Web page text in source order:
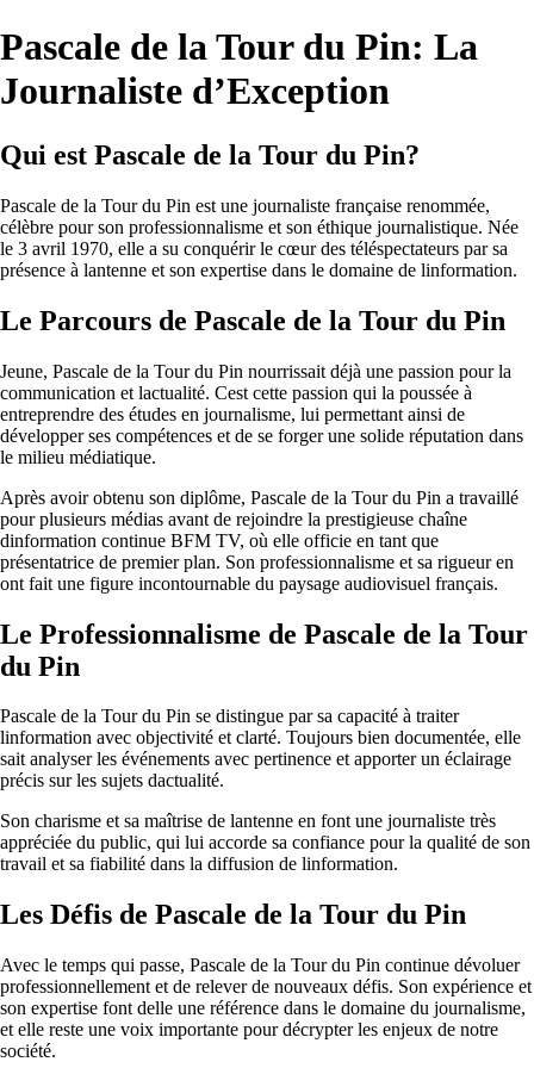
Pascale de la Tour du Pin: La
Journaliste d’Exception
Qui est Pascale de la Tour du Pin?
Pascale de la Tour du Pin est une journaliste française renommée,
célèbre pour son professionnalisme et son éthique journalistique. Née
le 3 avril 1970, elle a su conquérir le cœur des téléspectateurs par sa
présence à lantenne et son expertise dans le domaine de linformation.
Le Parcours de Pascale de la Tour du Pin
Jeune, Pascale de la Tour du Pin nourrissait déjà une passion pour la
communication et lactualité. Cest cette passion qui la poussée à
entreprendre des études en journalisme, lui permettant ainsi de
développer ses compétences et de se forger une solide réputation dans
le milieu médiatique.
Après avoir obtenu son diplôme, Pascale de la Tour du Pin a travaillé
pour plusieurs médias avant de rejoindre la prestigieuse chaîne
dinformation continue BFM TV, où elle officie en tant que
présentatrice de premier plan. Son professionnalisme et sa rigueur en
ont fait une figure incontournable du paysage audiovisuel français.
Le Professionnalisme de Pascale de la Tour
du Pin
Pascale de la Tour du Pin se distingue par sa capacité à traiter
linformation avec objectivité et clarté. Toujours bien documentée, elle
sait analyser les événements avec pertinence et apporter un éclairage
précis sur les sujets dactualité.
Son charisme et sa maîtrise de lantenne en font une journaliste très
appréciée du public, qui lui accorde sa confiance pour la qualité de son
travail et sa fiabilité dans la diffusion de linformation.
Les Défis de Pascale de la Tour du Pin
Avec le temps qui passe, Pascale de la Tour du Pin continue dévoluer
professionnellement et de relever de nouveaux défis. Son expérience et
son expertise font delle une référence dans le domaine du journalisme,
et elle reste une voix importante pour décrypter les enjeux de notre
société.